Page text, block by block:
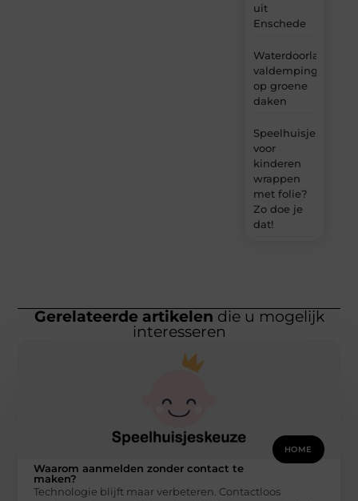
uit
Enschede
Waterdoorlatende
valdemping
op groene
daken
Speelhuisje
voor
kinderen
wrappen
met folie?
Zo doe je
dat!
Gerelateerde artikelen die u mogelijk
interesseren
HOME
Waarom aanmelden zonder contact te
maken?
Technologie blijft maar verbeteren. Contactloos